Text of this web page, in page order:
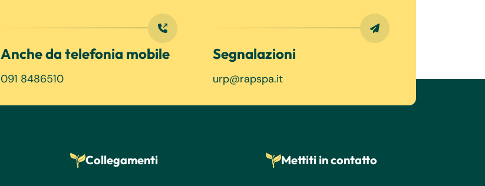
Anche da telefonia mobile
091 8486510
Segnalazioni
urp@rapspa.it
Collegamenti Mettiti in contatto